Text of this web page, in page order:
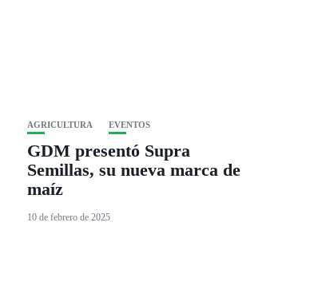
AGRICULTURA EVENTOS
GDM presentó Supra
Semillas, su nueva marca de
maíz
10 de febrero de 2025